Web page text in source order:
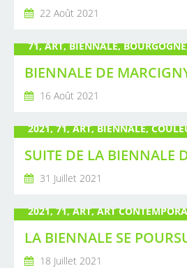
22 Août 2021
BIENNALE DE
16 Août 2021
SUITE DE LA BIENNALE
31 Juillet 2021
LA BIENNALE SE
18 Juillet 2021